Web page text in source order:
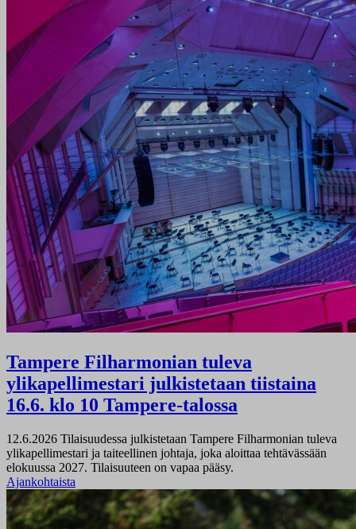
Tampere Filharmonian tuleva
ylikapellimestari julkistetaan tiistaina
16.6. klo 10 Tampere-talossa
12.6.2026 Tilaisuudessa julkistetaan Tampere Filharmonian tuleva
ylikapellimestari ja taiteellinen johtaja, joka aloittaa tehtävässään
elokuussa 2027. Tilaisuuteen on vapaa pääsy.
Ajankohtaista